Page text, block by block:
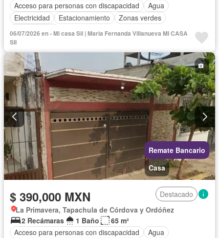
Acceso para personas con discapacidad
Agua
Electricidad
Estacionamiento
Zonas verdes
Sin amueblar
06/07/2026 en - Mi casa Sii | Maria Fernanda Villanueva MI CASA
SII
Remate Bancario
Casa
$ 390,000 MXN
Destacado
La Primavera, Tapachula de Córdova y Ordóñez
2 Recámaras
1 Baño
65 m²
Acceso para personas con discapacidad
Agua